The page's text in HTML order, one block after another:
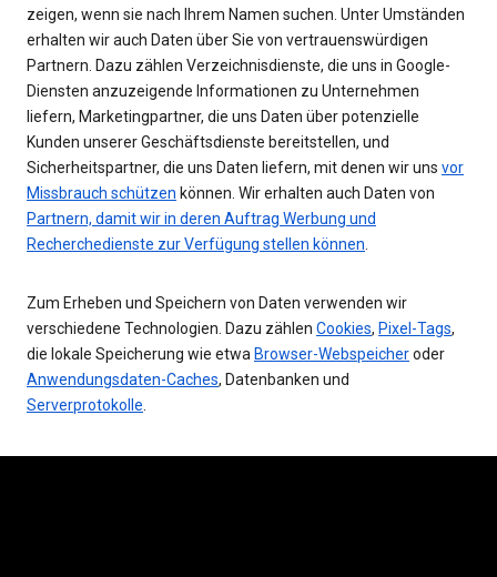
zeigen, wenn sie nach Ihrem Namen suchen. Unter Umständen
erhalten wir auch Daten über Sie von vertrauenswürdigen
Partnern. Dazu zählen Verzeichnisdienste, die uns in Google-
Diensten anzuzeigende Informationen zu Unternehmen
liefern, Marketingpartner, die uns Daten über potenzielle
Kunden unserer Geschäftsdienste bereitstellen, und
Sicherheitspartner, die uns Daten liefern, mit denen wir uns vor
Missbrauch schützen können. Wir erhalten auch Daten von
Partnern, damit wir in deren Auftrag Werbung und
Recherchedienste zur Verfügung stellen können
Zum Erheben und Speichern von Daten verwenden wir
verschiedene Technologien. Dazu zählen Cookies, Pixel-Tags,
die lokale Speicherung wie etwa Browser-Webspeicheroder
Anwendungsdaten-Caches, Datenbanken und
Serverprotokolle